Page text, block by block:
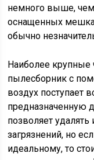
немного выше, чем
оснащенных
обычно
Наиболее крупные
пылесборник с
воздух поступает
предназначенную
позволяет
загрязнений, но
идеальному, то